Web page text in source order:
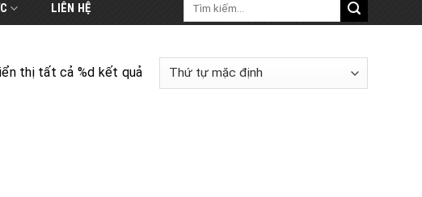
LIÊN HỆ
kiếm:
thị tất cả %d kết quả